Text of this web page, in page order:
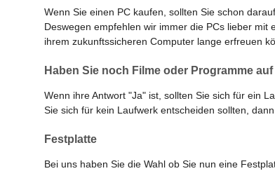
Wenn Sie einen PC kaufen, sollten Sie schon
Deswegen empfehlen wir immer die PCs lieber mit
ihrem zukunftssicheren Computer lange erfreuen
Haben Sie noch Filme oder Programme
Wenn ihre Antwort "Ja" ist, sollten Sie sich für ein
Sie sich für kein Laufwerk entscheiden sollten,
Festplatte
Bei uns haben Sie die Wahl ob Sie nun eine